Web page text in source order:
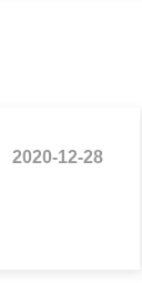
2020-12-28